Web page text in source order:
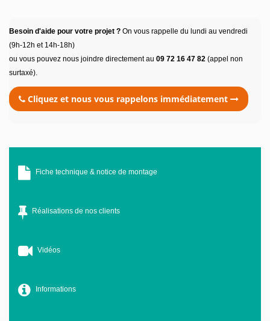
Besoin d'aide pour votre projet ? On vous rappelle du lundi au vendredi
(9h-12h et 14h-18h)
ou vous pouvez nous joindre directement au 09 72 16 47 82 (appel non
surtaxé).
Cliquez et nous vous rappelons immédiatement
Fiche technique & notice de montage
Réalisations de nos clients
Vidéos
Informations